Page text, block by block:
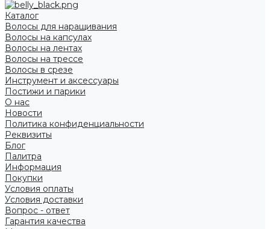
Каталог
Волосы для наращивания
Волосы на капсулах
Волосы на лентах
Волосы на трессе
Волосы в срезе
Инструмент и аксессуары
Постижи и парики
О нас
Новости
Политика конфиденциальности
Реквизиты
Блог
Палитра
Информация
Покупки
Условия оплаты
Условия доставки
Вопрос - ответ
Гарантия качества